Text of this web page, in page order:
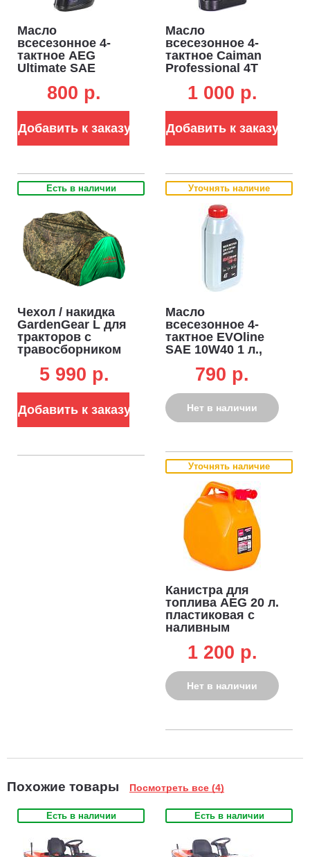
неровными поверхностями.
Масло
всесезонное 4-
тактное AEG
Ultimate SAE
полусинтетическое
800 p.
Добавить к заказу
Масло
всесезонное 4-
тактное Caiman
Professional 4T
полусинтетическое
1 000 p.
Добавить к заказу
Есть в наличии
Чехол / накидка
GardenGear L для
тракторов с
травосборником
5 990 p.
Добавить к заказу
Уточнять наличие
Масло
всесезонное 4-
тактное EVOline
SAE 10W40 1 л.,
790 p.
Нет в наличии
Уточнять наличие
Канистра для
топлива AEG 20 л.
пластиковая с
наливным
1 200 p.
Нет в наличии
Похожие товары Посмотреть все (4)
Есть в наличии Есть в наличии